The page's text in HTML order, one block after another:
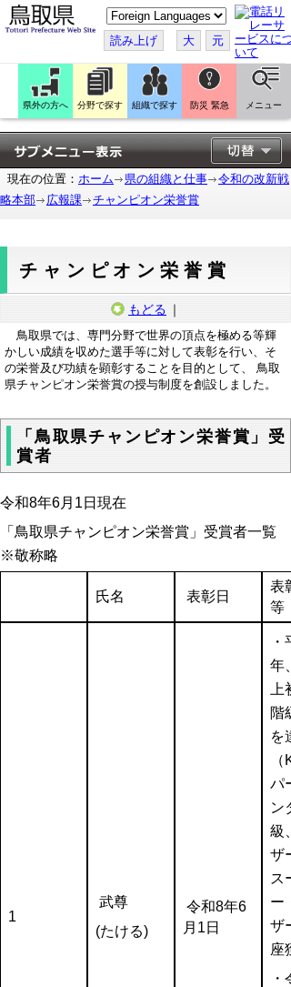
こ
の
ペ
ー
ジ
翻
訳
す
る
読み上げ 大 元
県外の方へ 分野で探す 組織で探す 防災 緊急 メニュー
現在の位置： ホーム 県の組織と仕事
令和の改新戦
略本部
広報課 チャンピオン栄誉賞
チャンピオン栄誉賞
もどる ｜
鳥取県では、 専門分野で世界の頂点を極める等輝
かしい成績を収めた選手等に対して表彰を行い、そ
の栄誉及び功績を顕彰することを目的として、 鳥取
県チャンピオン栄誉賞の授与制度を創設しました。
「鳥取県チャンピオン栄誉賞」受
賞者
令和8年6月1日現在
「鳥取県チャンピオン栄誉賞」受賞者一覧
※敬称略
氏名 表彰日
表
等
1
武尊
(たける)
令和8年6
月1日
・
年
上
階
を
パ
ン
級
ザ
ス
ー
ザ
座
・